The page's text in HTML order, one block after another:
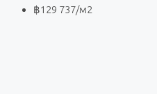
฿129 737/м2